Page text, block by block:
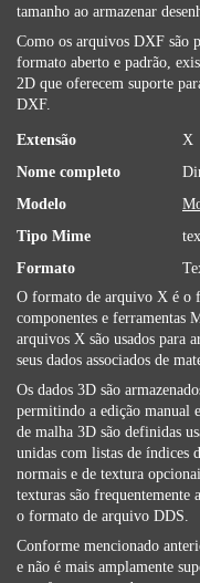
tamanho ao armazenar
Como os arquivos DXF são
formato aberto e padrão,
2D que oferecem suporte
DXF.
Extensão
X
Nome completo
Modelo
Tipo Mime
Formato
O formato de arquivo X é o
componentes e ferramentas
arquivos X são usados ​​para
seus dados associados de
Os dados 3D são
permitindo a edição manual
de malha 3D são definidas
unidas com listas de índices
normais e de textura
texturas são frequentemente
o formato de arquivo DDS.
Conforme mencionado
e não é mais amplamente